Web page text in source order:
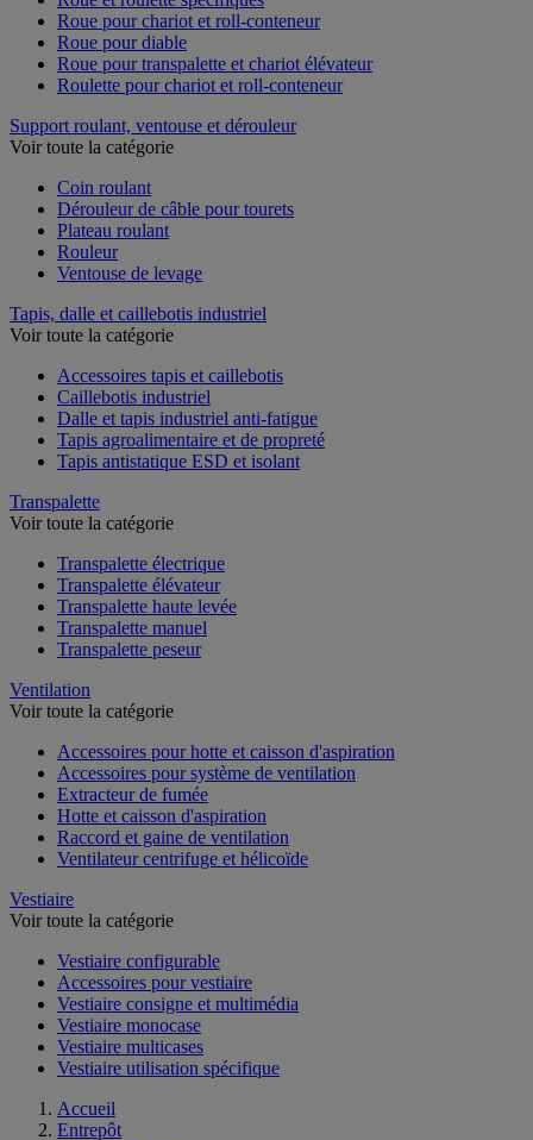
Roue pour chariot et roll-conteneur
Roue pour diable
Roue pour transpalette et chariot élévateur
Roulette pour chariot et roll-conteneur
Support roulant, ventouse et dérouleur
Voir toute la catégorie
Coin roulant
Dérouleur de câble pour tourets
Plateau roulant
Rouleur
Ventouse de levage
Tapis, dalle et caillebotis industriel
Voir toute la catégorie
Accessoires tapis et caillebotis
Caillebotis industriel
Dalle et tapis industriel anti-fatigue
Tapis agroalimentaire et de propreté
Tapis antistatique ESD et isolant
Transpalette
Voir toute la catégorie
Transpalette électrique
Transpalette élévateur
Transpalette haute levée
Transpalette manuel
Transpalette peseur
Ventilation
Voir toute la catégorie
Accessoires pour hotte et caisson d'aspiration
Accessoires pour système de ventilation
Extracteur de fumée
Hotte et caisson d'aspiration
Raccord et gaine de ventilation
Ventilateur centrifuge et hélicoïde
Vestiaire
Voir toute la catégorie
Vestiaire configurable
Accessoires pour vestiaire
Vestiaire consigne et multimédia
Vestiaire monocase
Vestiaire multicases
Vestiaire utilisation spécifique
Accueil
Entrepôt